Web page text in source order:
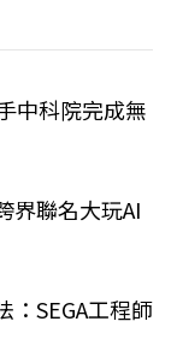
中科院完成無
界聯名大玩AI
：SEGA工程師